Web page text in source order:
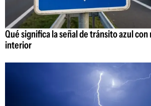
Qué significa la señal de tránsito azul
interior